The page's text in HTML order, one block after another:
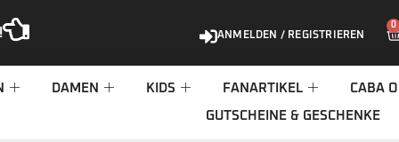
ANMELDEN / REGISTRIEREN
0
DAMEN KIDS FANARTIKEL CABA
GUTSCHEINE & GESCHENKE